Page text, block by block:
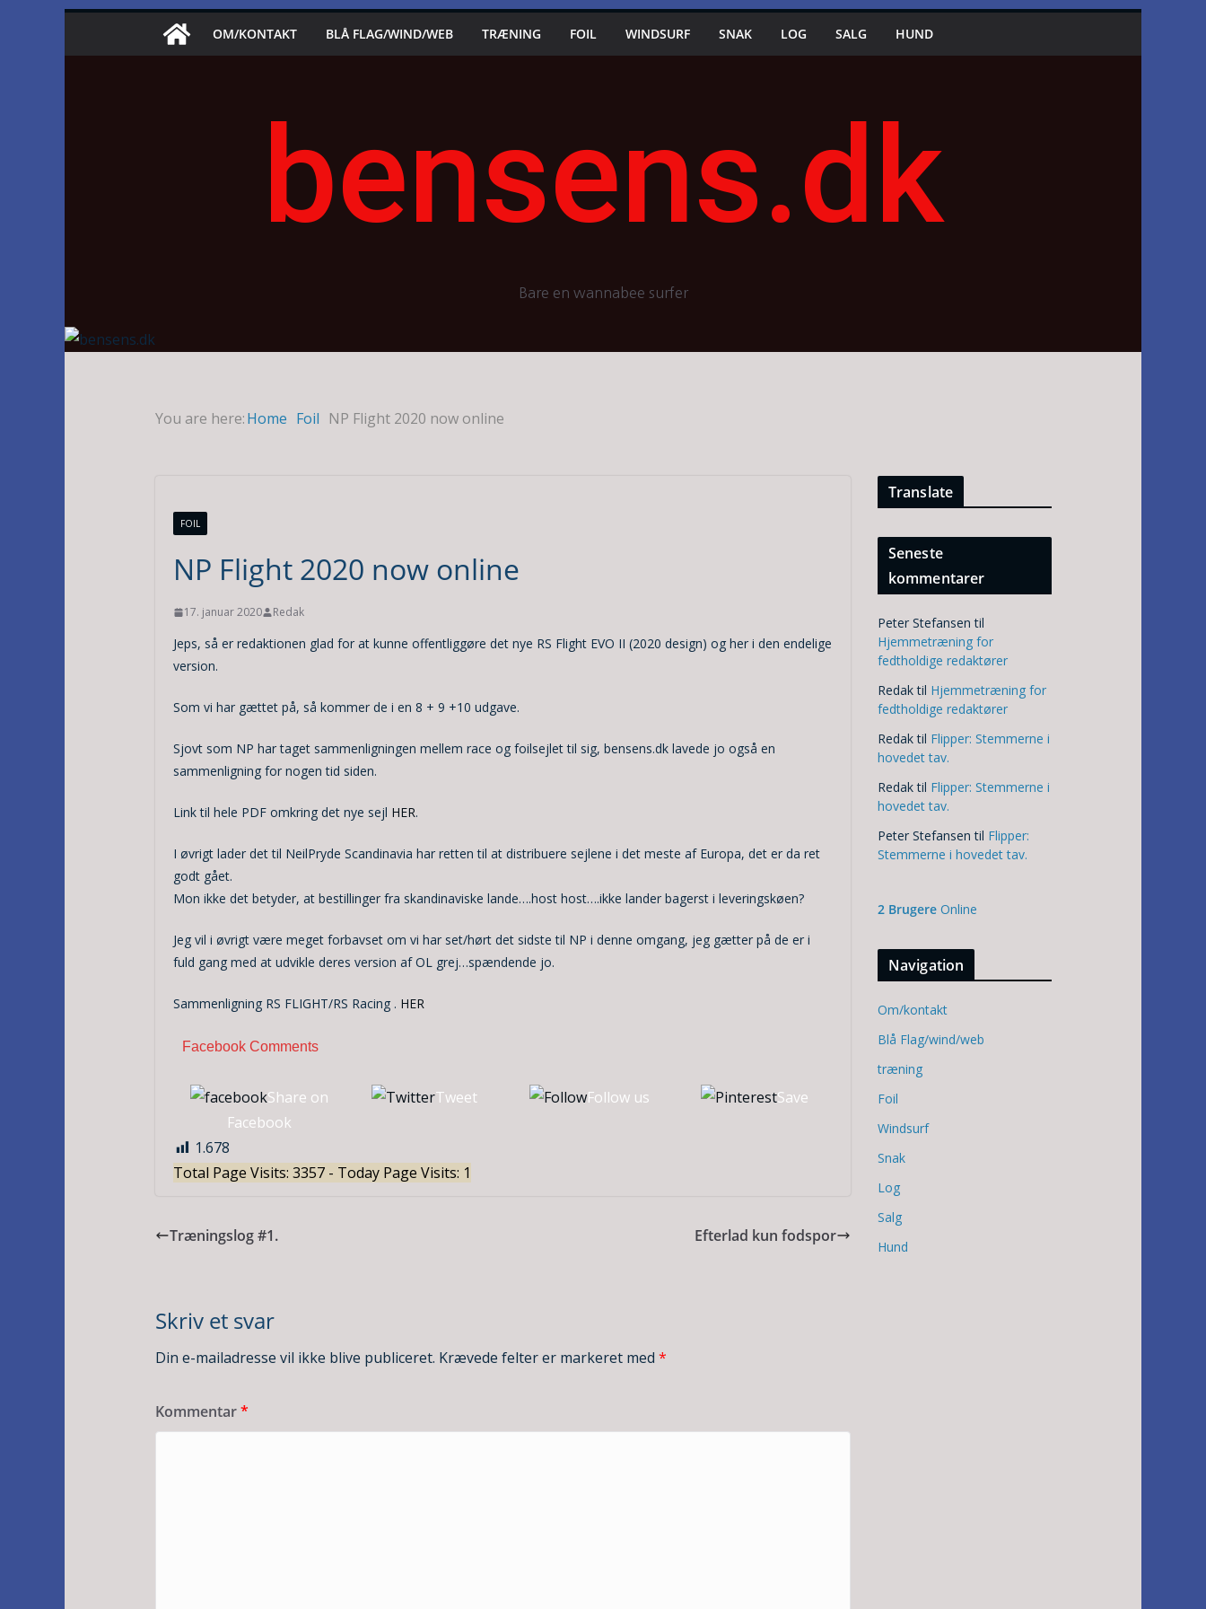
OM/KONTAKT BLÅ FLAG/WIND/WEB TRÆNING FOIL WINDSURF SNAK LOG SALG HUND
bensens.dk
Bare en wannabee surfer
You are here:Home Foil NP Flight 2020 now online
FOIL
NP Flight 2020 now online
17. januar 2020 Redak
Jeps, så er redaktionen glad for at kunne offentliggøre det nye RS Flight EVO II (2020 design) og her i den endelige
version.
Som vi har gættet på, så kommer de i en 8 + 9 +10 udgave.
Sjovt som NP har taget sammenligningen mellem race og foilsejlet til sig, bensens.dk lavede jo også en
sammenligning for nogen tid siden.
Link til hele PDF omkring det nye sejl HER.
I øvrigt lader det til NeilPryde Scandinavia har retten til at distribuere sejlene i det meste af Europa, det er da ret
godt gået.
Mon ikke det betyder, at bestillinger fra skandinaviske lande….host host….ikke lander bagerst i leveringskøen?
Jeg vil i øvrigt være meget forbavset om vi har set/hørt det sidste til NP i denne omgang, jeg gætter på de er i
fuld gang med at udvikle deres version af OL grej…spændende jo.
Sammenligning RS FLIGHT/RS Racing . HER
Facebook Comments
Share on
Facebook
Tweet Follow us Save
1.678
Total Page Visits: 3357 - Today Page Visits: 1
Træningslog #1. Efterlad kun fodspor
Skriv et svar
Din e-mailadresse vil ikke blive publiceret. Krævede felter er markeret med *
Kommentar*
Translate
Seneste
kommentarer
Peter Stefansen til
Hjemmetræning for
fedtholdige redaktører
Redaktil Hjemmetræning for
fedtholdige redaktører
Redaktil Flipper: Stemmerne i
hovedet tav.
Redaktil Flipper: Stemmerne i
hovedet tav.
Peter Stefansen til Flipper:
Stemmerne i hovedet tav.
2 BrugereOnline
Navigation
Om/kontakt
Blå Flag/wind/web
træning
Foil
Windsurf
Snak
Log
Salg
Hund